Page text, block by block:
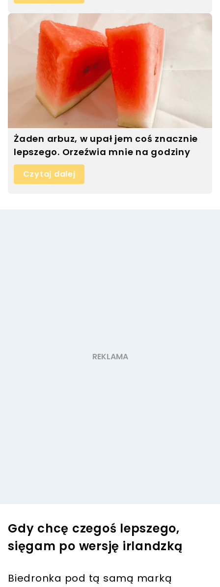
Żaden arbuz, w upał jem coś znacznie
lepszego. Orzeźwia mnie na godziny
Czytaj dalej
Gdy chcę czegoś lepszego,
sięgam po wersję irlandzką
Biedronka pod tą samą marką